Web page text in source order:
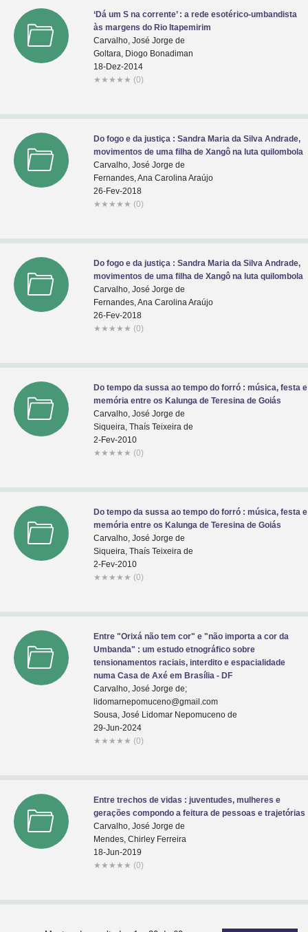
‘Dá um S na corrente’ : a rede esotérico-umbandista
às margens do Rio Itapemirim
Carvalho, José Jorge de
Goltara, Diogo Bonadiman
18-Dez-2014
★ ★ ★ ★ ★ (0)
Do fogo e da justiça : Sandra Maria da Silva Andrade,
movimentos de uma filha de Xangô na luta quilombola
Carvalho, José Jorge de
Fernandes, Ana Carolina Araújo
26-Fev-2018
★ ★ ★ ★ ★ (0)
Do fogo e da justiça : Sandra Maria da Silva Andrade,
movimentos de uma filha de Xangô na luta quilombola
Carvalho, José Jorge de
Fernandes, Ana Carolina Araújo
26-Fev-2018
★ ★ ★ ★ ★ (0)
Do tempo da sussa ao tempo do forró : música, festa e
memória entre os Kalunga de Teresina de Goiás
Carvalho, José Jorge de
Siqueira, Thaís Teixeira de
2-Fev-2010
★ ★ ★ ★ ★ (0)
Do tempo da sussa ao tempo do forró : música, festa e
memória entre os Kalunga de Teresina de Goiás
Carvalho, José Jorge de
Siqueira, Thaís Teixeira de
2-Fev-2010
★ ★ ★ ★ ★ (0)
Entre "Orixá não tem cor" e "não importa a cor da
Umbanda" : um estudo etnográfico sobre
tensionamentos raciais, interdito e espacialidade
numa Casa de Axé em Brasília - DF
Carvalho, José Jorge de;
lidomarnepomuceno@gmail.com
Sousa, José Lidomar Nepomuceno de
29-Jun-2024
★ ★ ★ ★ ★ (0)
Entre trechos de vidas : juventudes, mulheres e
gerações compondo a feitura de pessoas e trajetórias
Carvalho, José Jorge de
Mendes, Chirley Ferreira
18-Jun-2019
★ ★ ★ ★ ★ (0)